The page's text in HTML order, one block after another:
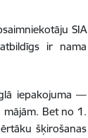
SIA
ir nama
iepakojuma —
Bet no 1.
šķirošanas